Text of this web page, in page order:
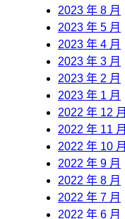
2023 年 8 月
2023 年 5 月
2023 年 4 月
2023 年 3 月
2023 年 2 月
2023 年 1 月
2022 年 12 月
2022 年 11 月
2022 年 10 月
2022 年 9 月
2022 年 8 月
2022 年 7 月
2022 年 6 月